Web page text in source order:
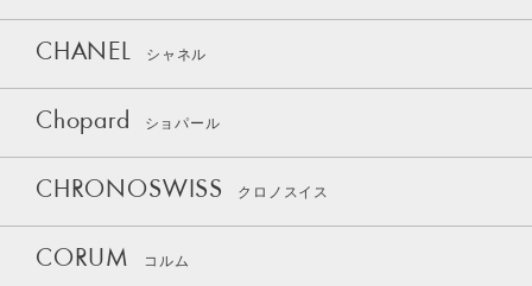
CHANEL シャネル
Chopard ショパール
CHRONOSWISS クロノスイス
CORUM コルム